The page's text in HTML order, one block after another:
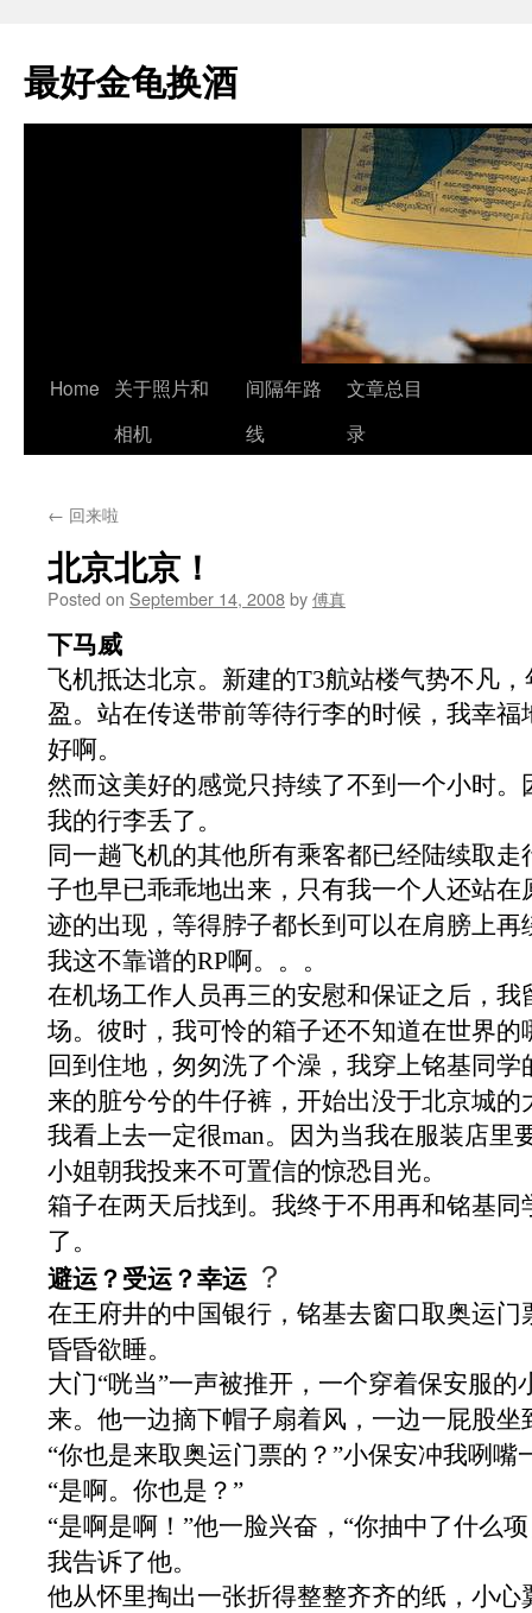
最好金龟换酒
Skip
Home
关于照片和
相机
间隔年路
线
文章总目
录
← 回来啦
北京北京！
Posted on September 14, 2008by傅真
下马威
飞机抵达北京。新建的T3航站楼气势不凡
盈。站在传送带前等待行李的时候，我幸
好啊。
然而这美好的感觉只持续了不到一个小时
我的行李丢了。
同一趟飞机的其他所有乘客都已经陆续取
子也早已乖乖地出来，只有我一个人还站
迹的出现，等得脖子都长到可以在肩膀上再
我这不靠谱的RP啊。。。
在机场工作人员再三的安慰和保证之后，
场。彼时，我可怜的箱子还不知道在世界的
回到住地，匆匆洗了个澡，我穿上铭基同学
来的脏兮兮的牛仔裤，开始出没于北京城的
我看上去一定很man。因为当我在服装店里
小姐朝我投来不可置信的惊恐目光。
箱子在两天后找到。我终于不用再和铭基同
了。
避运？受运？幸运 ？
在王府井的中国银行，铭基去窗口取奥运
昏昏欲睡。
大门“咣当”一声被推开，一个穿着保安服的
来。他一边摘下帽子扇着风，一边一屁股坐
“你也是来取奥运门票的？”小保安冲我咧嘴
“是啊。你也是？”
“是啊是啊！”他一脸兴奋，“你抽中了什么
我告诉了他。
他从怀里掏出一张折得整整齐齐的纸，小心